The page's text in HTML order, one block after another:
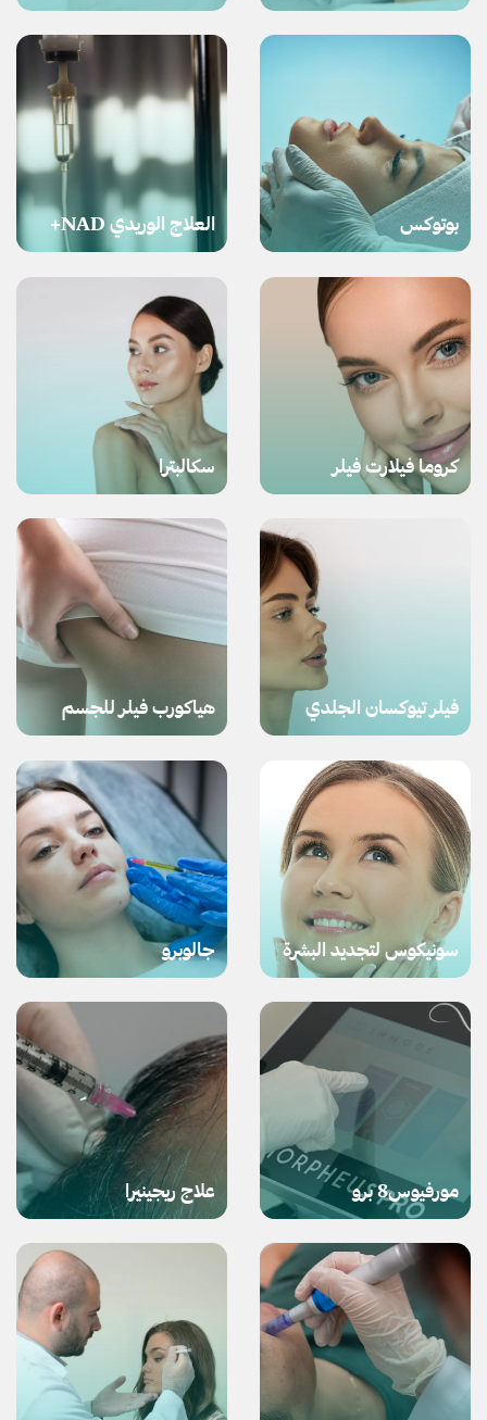
بوتوكس العلاج الوريدي NAD+
كروما فيلارت فيلر سكالبترا
فيلر تيوكسان الجلدي هياكورب فيلر للجسم
سونيكوس لتجديد البشرة جالوبرو
مورفيوس8 برو علاج ريجينيرا